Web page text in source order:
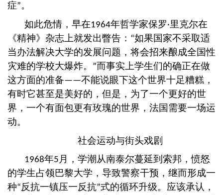
症”。
如此危情，早在1964年哲学家保罗·里克尔在
《精神》杂志上就发出瞥告： “如果国家不采取适
当办法解决大学的发展问题，将会招来酿成全国性
灾难的学校大爆炸。
”而事实上学生们的确正在做
这方面的准备——不能说眼下这个世界十足糟糕，
有时它甚至是美好的，但是，为了一个更好的世
界，一个有面包更有玫瑰的世界，法国需要一场运
动。
社会运动与街头戏剧
1968年5 月，学潮从南泰尔蔓延到索邦，愤怒
的学生占领巴黎大学，导致警察干预，继而形成一
种“反抗一镇压一反抗”式的循环升级。应该承认，